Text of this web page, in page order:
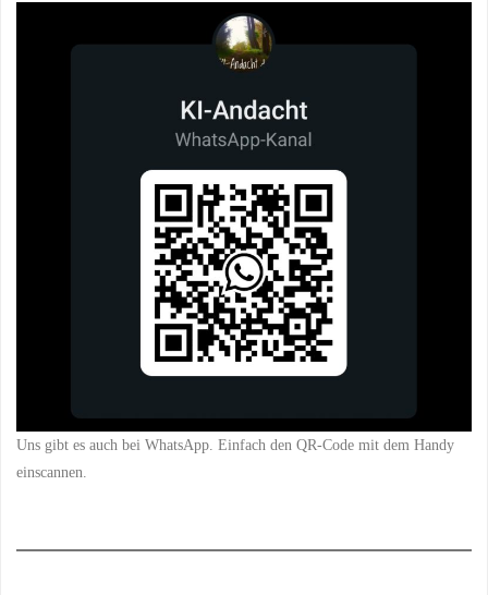
Uns gibt es auch bei WhatsApp. Einfach den QR-Code mit dem Handy
einscannen.